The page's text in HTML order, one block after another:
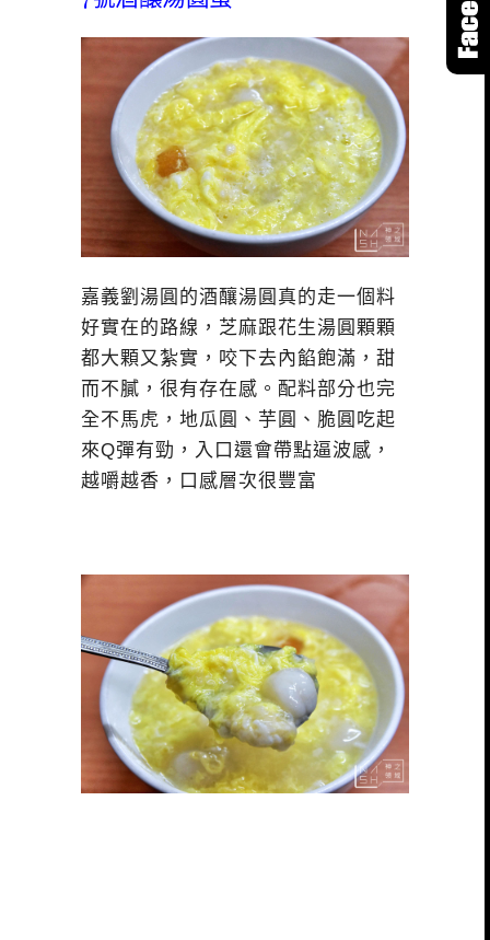
嘉義劉湯圓的酒釀湯圓真的走一個料
好實在的路線，芝麻跟花生湯圓顆顆
都大顆又紮實，咬下去內餡飽滿，甜
而不膩，很有存在感。配料部分也完
全不馬虎，地瓜圓、芋圓、脆圓吃起
來Q彈有勁，入口還會帶點逼波感，
越嚼越香，口感層次很豐富